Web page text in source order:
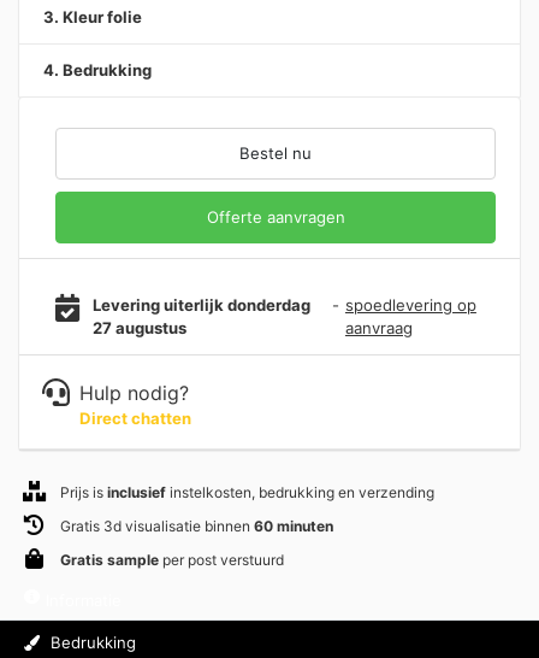
3. Kleur folie
4. Bedrukking
Bestel nu
Offerte aanvragen
Levering uiterlijk donderdag
27 augustus
- spoedlevering op
aanvraag
Hulp nodig?
Direct chatten
Prijs is inclusief instelkosten, bedrukking en verzending
Gratis 3d visualisatie binnen 60 minuten
Gratis sample per post verstuurd
Bedrukking